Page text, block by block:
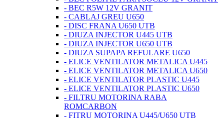
- BEC R5W 12V GRANIT
- CABLAJ GREU U650
- DISC FRANA U650 UTB
- DIUZA INJECTOR U445 UTB
- DIUZA INJECTOR U650 UTB
- DIUZA SUPAPA REFULARE U650
- ELICE VENTILATOR METALICA U445
- ELICE VENTILATOR METALICA U650
- ELICE VENTILATOR PLASTIC U445
- ELICE VENTILATOR PLASTIC U650
- FILTRU MOTORINA RABA
ROMCARBON
- FITRU MOTORINA U445/U650 UTB